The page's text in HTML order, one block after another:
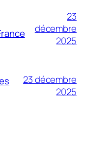
23
décembre
2025
23 décembre
2025